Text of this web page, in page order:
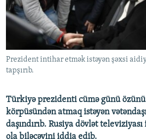
İNFOQRAFIKA
KARIKATURA
AZƏRBAYCAN ƏDƏBIYYATI KITABXANASI
İSLAM VƏ DEMOKRATIYA
İZ - MƏDƏNIYYƏT PROQRAMI
MISSIYAMIZ
PEŞƏ ETIKASI VƏ JURNALISTIKA
MATERIALLARIMIZDAN ISTIFADƏ
AZADLIQRADIOSU MOBIL TELEFONUNUZDA
XƏBƏR BÜLLETENLƏRIMIZ
BIZI IZLƏ
RFE/RL-in bütün saytları
Prezident intihar etmək istəyən şəxsi
tapşırıb.
Türkiyə prezidenti cümə günü
körpüsündən atmaq istəyən
daşındırıb. Rusiya dövlət
ola biləcəyini iddia edib.